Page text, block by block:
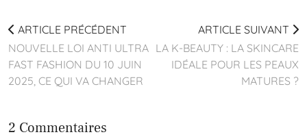
ARTICLE PRÉCÉDENT
NOUVELLE LOI ANTI ULTRA
FAST FASHION DU 10 JUIN
2025, CE QUI VA CHANGER
ARTICLE SUIVANT
LA K-BEAUTY : LA SKINCARE
IDÉALE POUR LES PEAUX
MATURES ?
2 Commentaires